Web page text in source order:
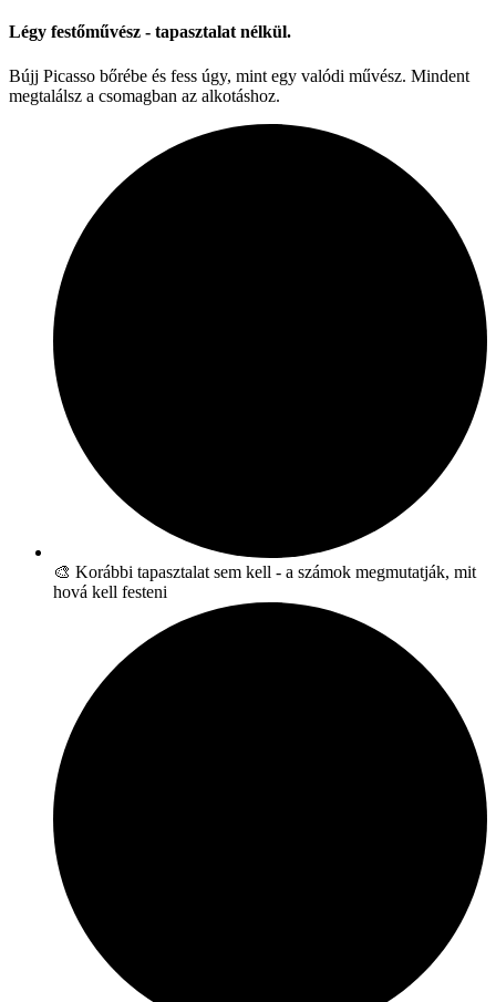
Légy festőművész - tapasztalat nélkül.
Bújj Picasso bőrébe és fess úgy, mint egy valódi művész. Mindent
megtalálsz a csomagban az alkotáshoz.
🎨 Korábbi tapasztalat sem kell - a számok megmutatják, mit
hová kell festeni